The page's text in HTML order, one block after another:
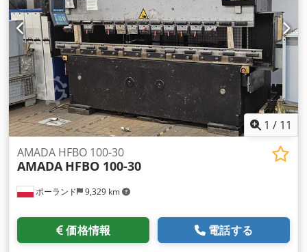
1 / 11
ポーランド 9,329 km
AMADA HFBO 100-30
AMADA HFBO 100-30
価格情報 電話する